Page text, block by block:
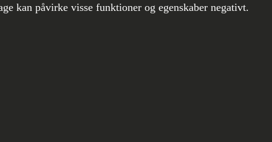
kan påvirke visse funktioner og egenskaber negativt.